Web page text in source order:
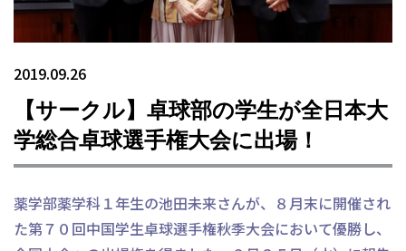
2019.09.26
【サークル】卓球部の学生が全日本大
学総合卓球選手権大会に出場！
薬学部薬学科１年生の池田未来さんが、８月末に開催され
た第７０回中国学生卓球選手権秋季大会において優勝し、